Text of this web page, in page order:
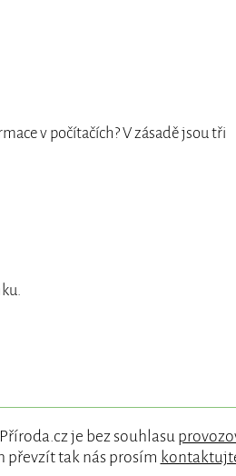
v počítačích? V zásadě jsou tři
je bez souhlasu
převzít tak nás prosím